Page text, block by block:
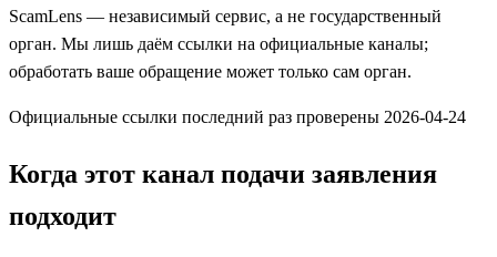
ScamLens — независимый сервис, а не государственный
орган. Мы лишь даём ссылки на официальные каналы;
обработать ваше обращение может только сам орган.
Официальные ссылки последний раз проверены 2026-04-24
Когда этот канал подачи заявления
подходит